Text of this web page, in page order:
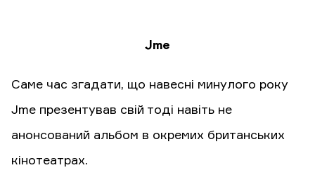
Jme
Саме час згадати, що навесні минулого року
Jme презентував свій тоді навіть не
анонсований альбом в окремих британських
кінотеатрах.